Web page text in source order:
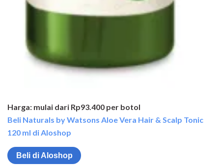
Harga: mulai dari Rp93.400 per botol
Beli Naturals by Watsons Aloe Vera Hair & Scalp Tonic
120 ml di Aloshop
Beli di Aloshop